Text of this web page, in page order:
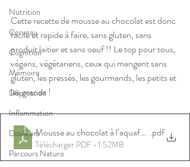
Nutrition
Cerveau
Cognition
Mémoire
Dépression
Inflammation
Douleurs
Parcours Naturo
Cette recette de mousse au chocolat est donc
facile et rapide à faire, sans gluten, sans
produit laitier et sans oeuf !! Le top pour tous,
végans, végétariens, ceux qui mangent sans
gluten, les pressés, les gourmands, les petits et
les grands !
Mousse au chocolat à l’aquafaba.pdf
Télécharger PDF • 1.52MB